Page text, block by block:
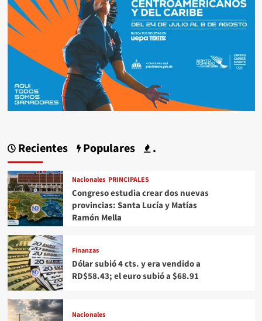
Recientes Populares .
Nacionales PRINCIPALES
Congreso estudia crear dos nuevas
provincias: Santa Lucía y Matías
Ramón Mella
Finanzas
Dólar subió 4 cts. y era vendido a
RD$58.43; el euro subió a $68.91
Nacionales